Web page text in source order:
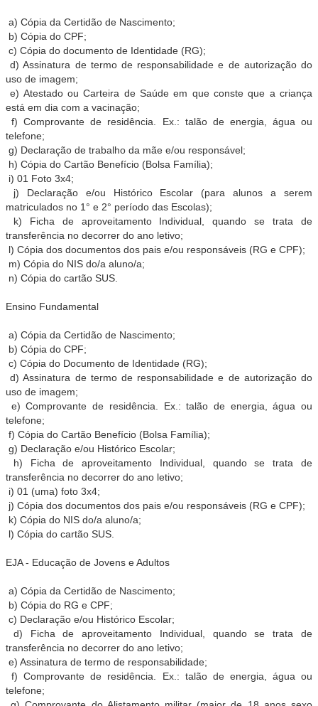
a) Cópia da Certidão de Nascimento;
b) Cópia do CPF;
c) Cópia do documento de Identidade (RG);
d) Assinatura de termo de responsabilidade e de autorização do
uso de imagem;
e) Atestado ou Carteira de Saúde em que conste que a criança
está em dia com a vacinação;
f) Comprovante de residência. Ex.: talão de energia, água ou
telefone;
g) Declaração de trabalho da mãe e/ou responsável;
h) Cópia do Cartão Benefício (Bolsa Família);
i) 01 Foto 3x4;
j) Declaração e/ou Histórico Escolar (para alunos a serem
matriculados no 1° e 2° período das Escolas);
k) Ficha de aproveitamento Individual, quando se trata de
transferência no decorrer do ano letivo;
l) Cópia dos documentos dos pais e/ou responsáveis (RG e CPF);
m) Cópia do NIS do/a aluno/a;
n) Cópia do cartão SUS.
Ensino Fundamental
a) Cópia da Certidão de Nascimento;
b) Cópia do CPF;
c) Cópia do Documento de Identidade (RG);
d) Assinatura de termo de responsabilidade e de autorização do
uso de imagem;
e) Comprovante de residência. Ex.: talão de energia, água ou
telefone;
f) Cópia do Cartão Benefício (Bolsa Família);
g) Declaração e/ou Histórico Escolar;
h) Ficha de aproveitamento Individual, quando se trata de
transferência no decorrer do ano letivo;
i) 01 (uma) foto 3x4;
j) Cópia dos documentos dos pais e/ou responsáveis (RG e CPF);
k) Cópia do NIS do/a aluno/a;
l) Cópia do cartão SUS.
EJA - Educação de Jovens e Adultos
a) Cópia da Certidão de Nascimento;
b) Cópia do RG e CPF;
c) Declaração e/ou Histórico Escolar;
d) Ficha de aproveitamento Individual, quando se trata de
transferência no decorrer do ano letivo;
e) Assinatura de termo de responsabilidade;
f) Comprovante de residência. Ex.: talão de energia, água ou
telefone;